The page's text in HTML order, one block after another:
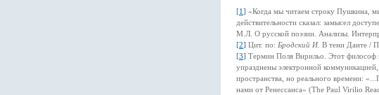
[1] «Когда мы читаем строку Пушкина,
действительности сказал: замысел
М.Л. О русской поэзии. Анализы.
[2] Цит. по: Бродский И. В тени Данте /
[3] Термин Поля Вирильо. Этот философ
упразднены электронной
пространства, но реального времени:
нами от Ренессанса» (The Paul Virilio